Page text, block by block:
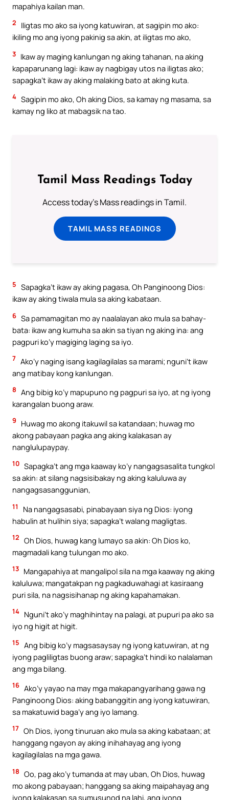
mapahiya kailan man.
2
Iligtas mo ako sa iyong katuwiran, at sagipin mo ako:
ikiling mo ang iyong pakinig sa akin, at iligtas mo ako,
3 Ikaw ay maging kanlungan ng aking tahanan, na aking
kapaparunang lagi: ikaw ay nagbigay utos na iligtas ako;
sapagka’t ikaw ay aking malaking bato at aking kuta.
4 Sagipin mo ako, Oh aking Dios, sa kamay ng masama, sa
kamay ng liko at mabagsik na tao.
Tamil Mass Readings Today
Access today's Mass readings in Tamil.
TAMIL MASS READINGS
5 Sapagka’t ikaw ay aking pagasa, Oh Panginoong Dios:
ikaw ay aking tiwala mula sa aking kabataan.
6 Sa pamamagitan mo ay naalalayan ako mula sa bahay-
bata: ikaw ang kumuha sa akin sa tiyan ng aking ina: ang
pagpuri ko’y magiging laging sa iyo.
7 Ako’y naging isang kagilagilalas sa marami; nguni’t ikaw
ang matibay kong kanlungan.
8 Ang bibig ko’y mapupuno ng pagpuri sa iyo, at ng iyong
karangalan buong araw.
9
Huwag mo akong itakuwil sa katandaan; huwag mo
akong pabayaan pagka ang aking kalakasan ay
nanglulupaypay.
10 Sapagka’t ang mga kaaway ko’y nangagsasalita tungkol
sa akin: at silang nagsisibakay ng aking kaluluwa ay
nangagsasanggunian,
11
Na nangagsasabi, pinabayaan siya ng Dios: iyong
habulin at hulihin siya; sapagka’t walang magligtas.
12 Oh Dios, huwag kang lumayo sa akin: Oh Dios ko,
magmadali kang tulungan mo ako.
13 Mangapahiya at mangalipol sila na mga kaaway ng aking
kaluluwa; mangatakpan ng pagkaduwahagi at kasiraang
puri sila, na nagsisihanap ng aking kapahamakan.
14 Nguni’t ako’y maghihintay na palagi, at pupuri pa ako sa
iyo ng higit at higit.
15 Ang bibig ko’y magsasaysay ng iyong katuwiran, at ng
iyong pagliligtas buong araw; sapagka’t hindi ko nalalaman
ang mga bilang.
16 Ako’y yayao na may mga makapangyarihang gawa ng
Panginoong Dios: aking babanggitin ang iyong katuwiran,
sa makatuwid baga’y ang iyo lamang.
17 Oh Dios, iyong tinuruan ako mula sa aking kabataan; at
hanggang ngayon ay aking inihahayag ang iyong
kagilagilalas na mga gawa.
18 Oo, pag ako’y tumanda at may uban, Oh Dios, huwag
mo akong pabayaan; hanggang sa aking maipahayag ang
iyong kalakasan sa sumusunod na lahi, ang iyong